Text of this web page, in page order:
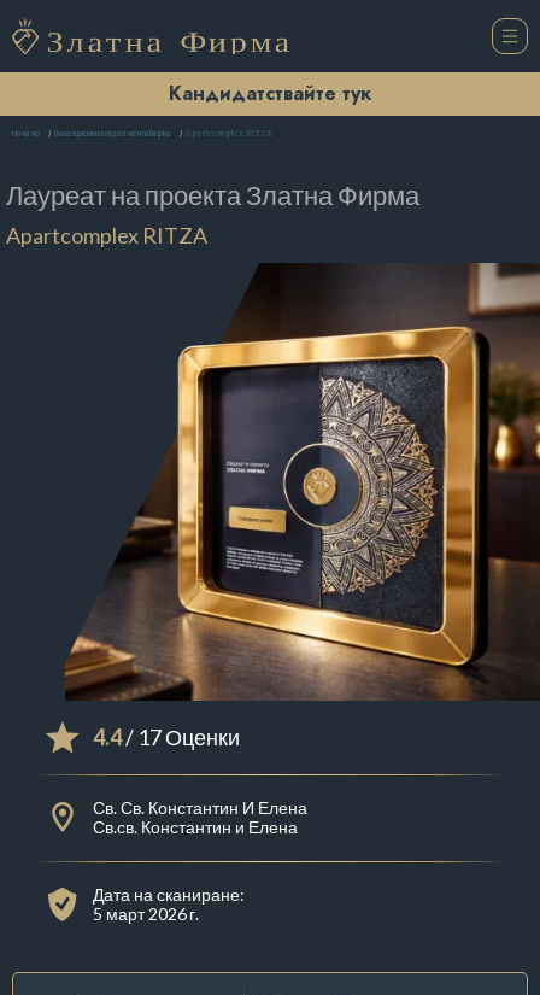
Кандидатствайте тук
Начало Ваканционни апартаменти Варна Apartcomplex RITZA
Лауреат на проектаЗлатна Фирма
Apartcomplex RITZA
4.4/ 17 Оценки
Св. Св. Константин И Елена
Св.св. Константин и Елена
Дата на сканиране:
5 март 2026 г.